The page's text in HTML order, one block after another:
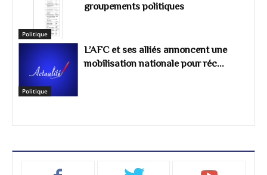
Politique
groupements politiques
Politique
L’AFC et ses alliés annoncent une
mobilisation nationale pour réc...